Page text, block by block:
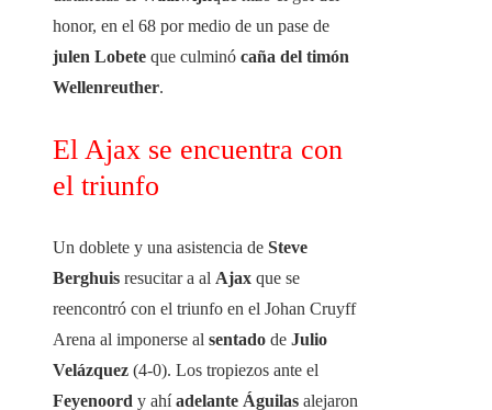
honor, en el 68 por medio de un pase de
julen Lobete que culminó caña del timón
Wellenreuther.
El Ajax se encuentra con
el triunfo
Un doblete y una asistencia de Steve
Berghuis resucitar a al Ajax que se
reencontró con el triunfo en el Johan Cruyff
Arena al imponerse al sentado de Julio
Velázquez (4-0). Los tropiezos ante el
Feyenoord y ahíadelante Águilas alejaron